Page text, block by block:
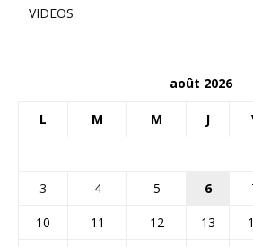
VIDEOS
août 2026
L M M J
3
4 5 6
10
11 12 13